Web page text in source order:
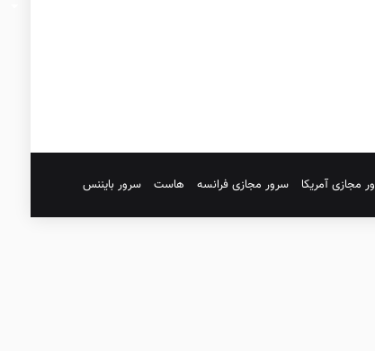
مجازی آمریکا سرور مجازی فرانسه هاست سرور بایننس